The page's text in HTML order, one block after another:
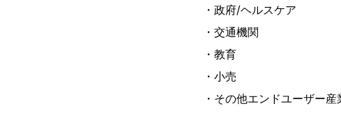
・政府/ヘルスケア
・交通機関
・教育
・小売
・その他エンドユーザー産